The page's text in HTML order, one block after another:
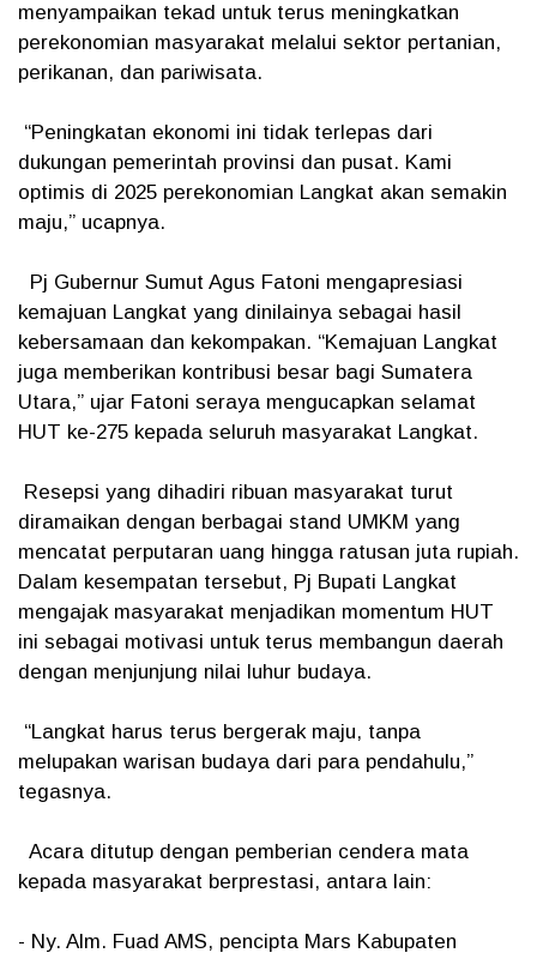
menyampaikan tekad untuk terus meningkatkan
perekonomian masyarakat melalui sektor pertanian,
perikanan, dan pariwisata.
“Peningkatan ekonomi ini tidak terlepas dari
dukungan pemerintah provinsi dan pusat. Kami
optimis di 2025 perekonomian Langkat akan semakin
maju,” ucapnya.
Pj Gubernur Sumut Agus Fatoni mengapresiasi
kemajuan Langkat yang dinilainya sebagai hasil
kebersamaan dan kekompakan. “Kemajuan Langkat
juga memberikan kontribusi besar bagi Sumatera
Utara,” ujar Fatoni seraya mengucapkan selamat
HUT ke-275 kepada seluruh masyarakat Langkat.
Resepsi yang dihadiri ribuan masyarakat turut
diramaikan dengan berbagai stand UMKM yang
mencatat perputaran uang hingga ratusan juta rupiah.
Dalam kesempatan tersebut, Pj Bupati Langkat
mengajak masyarakat menjadikan momentum HUT
ini sebagai motivasi untuk terus membangun daerah
dengan menjunjung nilai luhur budaya.
“Langkat harus terus bergerak maju, tanpa
melupakan warisan budaya dari para pendahulu,”
tegasnya.
Acara ditutup dengan pemberian cendera mata
kepada masyarakat berprestasi, antara lain:
- Ny. Alm. Fuad AMS, pencipta Mars Kabupaten